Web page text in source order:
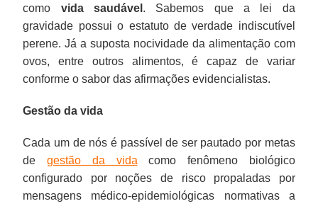
como vida saudável . Sabemos que a lei da
gravidade possui o estatuto de verdade indiscutível
perene. Já a suposta nocividade da alimentação com
ovos, entre outros alimentos, é capaz de variar
conforme o sabor das afirmações evidencialistas.
Gestão da vida
Cada um de nós é passível de ser pautado por metas
degestão da vida como fenômeno biológico
configurado por noções de risco propaladas por
mensagens médico-epidemiológicas normativas a